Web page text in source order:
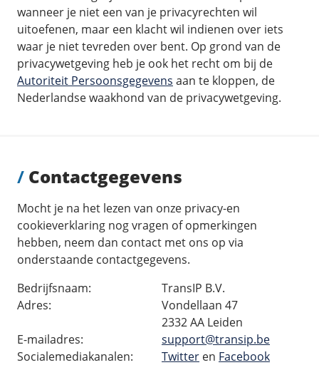
wanneer je niet een van je privacyrechten wil
uitoefenen, maar een klacht wil indienen over iets
waar je niet tevreden over bent. Op grond van de
privacywetgeving heb je ook het recht om bij de
Autoriteit Persoonsgegevens aan te kloppen, de
Nederlandse waakhond van de privacywetgeving.
/ Contactgegevens
Mocht je na het lezen van onze privacy-en
cookieverklaring nog vragen of opmerkingen
hebben, neem dan contact met ons op via
onderstaande contactgegevens.
Bedrijfsnaam:
TransIP B.V.
Adres:
Vondellaan 47
2332 AA Leiden
E-mailadres:
support@transip.be
Socialemediakanalen:
Twitter en Facebook